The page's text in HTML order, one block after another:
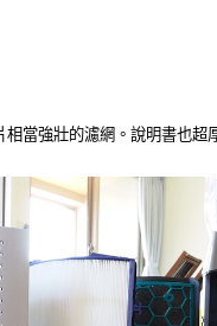
當強壯的濾網。說明書也超